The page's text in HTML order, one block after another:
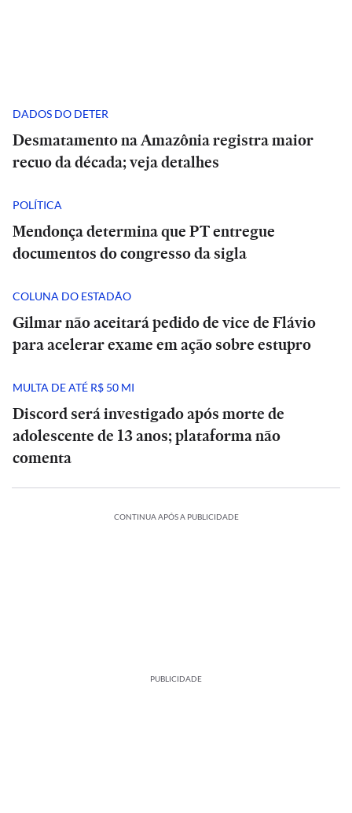
DADOS DO DETER
Desmatamento na Amazônia registra maior
recuo da década; veja detalhes
POLÍTICA
Mendonça determina que PT entregue
documentos do congresso da sigla
COLUNA DO ESTADÃO
Gilmar não aceitará pedido de vice de Flávio
para acelerar exame em ação sobre estupro
MULTA DE ATÉ R$ 50 MI
Discord será investigado após morte de
adolescente de 13 anos; plataforma não
comenta
CONTINUA APÓS A PUBLICIDADE
PUBLICIDADE